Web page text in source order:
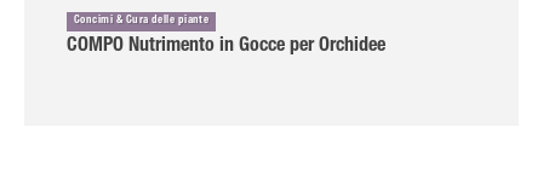
Concimi & Cura delle piante
COMPO Nutrimento in Gocce per Orchidee